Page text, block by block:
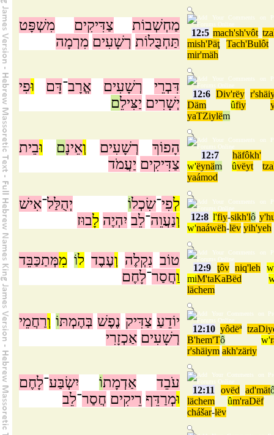
מַחְשְׁבוֹת צַדִּיקִים
מִשְׁפָּט
תַּחְבֻּלוֹת רְשָׁעִים מִרְמָה
12:5 mach'sh'vôt
mish'Päţ
Tach'Bulôt
mir'mäh
דִּבְרֵי רְשָׁעִים אֱרָב־דָּם וּפִי
יְשָׁרִים יַצִּילֵם
12:6 Div'rëy
Däm
ûfiy
yaTZiylëm
הָפוֹךְ רְשָׁעִים וְאֵינָם וּבֵית
צַדִּיקִים יַעֲמֹד
12:7
häfôkh'
w'ëynäm ûvëyt
yaámod
לְפִי־שִׂכְלוֹ יְהֻלַּל־אִישׁ
וְנַעֲוֵה־לֵב יִהְיֶה לָבוּז 12:8 l'fiy-sikh'lô
w'naáwëh-lëv yih'yeh
טוֹב נִקְלֶה וְעֶבֶד לוֹ מִמְּתַכַּבֵּד
וַחֲסַר־לָחֶם
12:9 ţôv niq'leh
miM'taKaBëd
lächem
יוֹדֵעַ צַדִּיק נֶפֶשׁ בְּהֶמְתּוֹ וְרַחֲמֵי
רְשָׁעִים אַכְזָרִי
12:10 yôdëª
B'hem'Tô w'
r'shäiym akh'zäriy
עֹבֵד אַדְמָתוֹ יִשְׂבַּע־לָחֶם
וּמְרַדֵּף רֵיקִים חֲסַר־לֵב
12:11 ovëd ad'mät
lächem
ûm'raDëf
chášar-lëv